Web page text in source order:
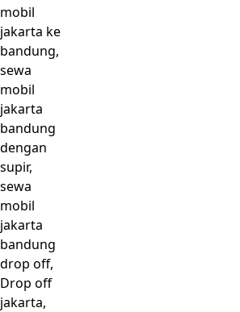
mobil
jakarta ke
bandung,
sewa
mobil
jakarta
bandung
dengan
supir,
sewa
mobil
jakarta
bandung
drop off,
Drop off
jakarta,